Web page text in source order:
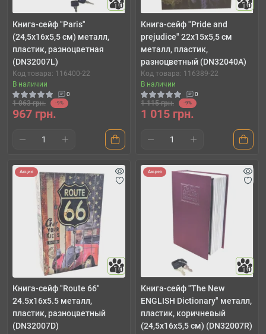
10
Книга-сейф "Paris"
(24,5х16х5,5 см) металл,
пластик, разноцветная
(DN32007L)
Код товара: 116400-22
В наличии
0
1 063 грн. -9%
967 грн.
10
Книга-сейф "Pride and
prejudice" 22х15х5,5 см
металл, пластик,
разноцветный (DN32040A)
Код товара: 116389-22
В наличии
0
1 115 грн. -9%
1 015 грн.
Акция
10
Книга-сейф "Route 66"
24.5х16х5.5 металл,
пластик, разноцветный
(DN32007D)
Акция
10
Книга-сейф "The New
ENGLISH Dictionary" металл,
пластик, коричневый
(24,5х16х5,5 см) (DN32007R)